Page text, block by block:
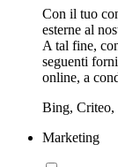
Con il tuo
esterne al
A tal fine,
seguenti
online, a
Bing, Criteo,
Marketing